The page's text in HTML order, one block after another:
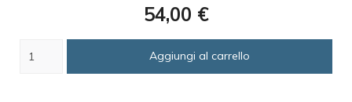
Prezzo
54,00 €
Aggiungi al carrello